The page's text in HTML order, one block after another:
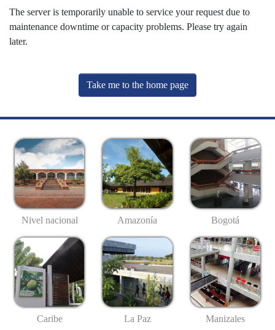
The server is temporarily unable to service your request due to
maintenance downtime or capacity problems. Please try again
later.
Take me to the home page
Nivel nacional Amazonía Bogotá
Caribe La Paz Manizales